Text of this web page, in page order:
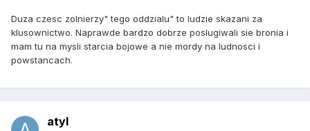
Duza czesc zolnierzy" tego oddzialu" to ludzie skazani za
klusownictwo. Naprawde bardzo dobrze poslugiwali sie bronia i
mam tu na mysli starcia bojowe a nie mordy na ludnosci i
powstancach.
atyl